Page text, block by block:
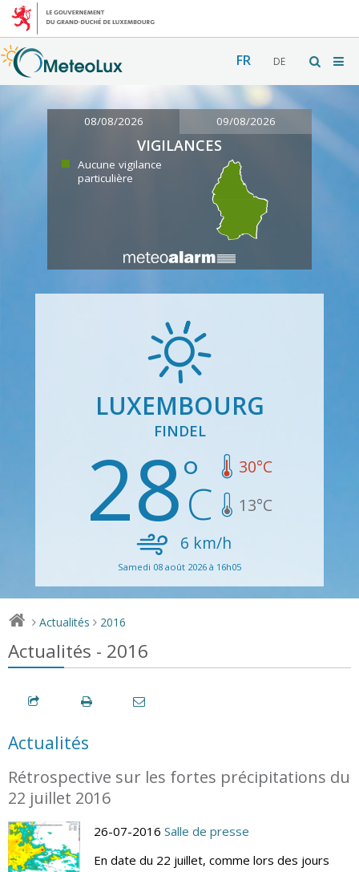
FR DE
08/08/2026 09/08/2026
VIGILANCES
Aucune vigilance
particulière
LUXEMBOURG
FINDEL
28 30°C
13°C
6 km/h
Samedi 08 août 2026 à 16h05
> Actualités > 2016
Actualités - 2016
Actualités
Rétrospective sur les fortes précipitations du
22 juillet 2016
26-07-2016 Salle de presse
En date du 22 juillet, comme lors des jours